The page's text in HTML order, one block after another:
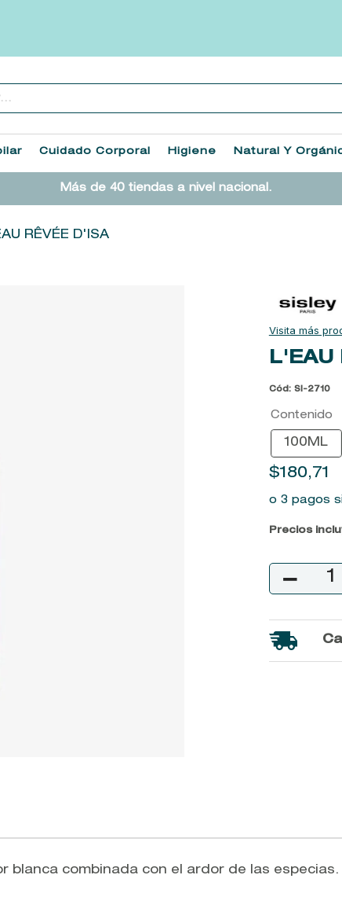
Cuidado Corporal Higiene Natural Y
Más de 40 tiendas a nivel nacional.
RÊVÉE D'ISA
L'EAU
Cód : SI-2710
Contenido
100ML
$180, 71
o 3 pagos
Precios
－
blanca combinada con el ardor de las especias.
1.
heathcote
cleanance
3.
sol ipanema
4.
giftset